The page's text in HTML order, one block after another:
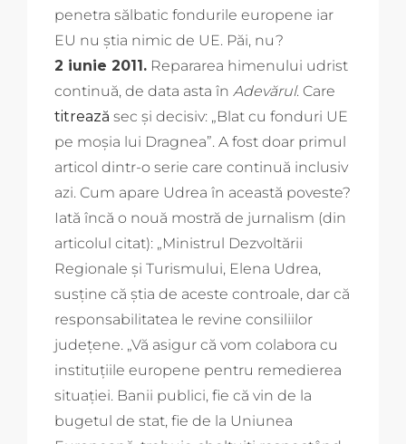
penetra sălbatic fondurile europene iar
EU nu știa nimic de UE. Păi, nu?
2 iunie 2011. Repararea himenului udrist
continuă, de data asta în Adevărul. Care
titrează sec și decisiv: „Blat cu fonduri UE
pe moșia lui Dragnea”. A fost doar primul
articol dintr-o serie care continuă inclusiv
azi. Cum apare Udrea în această poveste?
Iată încă o nouă mostră de jurnalism (din
articolul citat): „Ministrul Dezvoltării
Regionale şi Turismului, Elena Udrea,
susţine că ştia de aceste controale, dar că
responsabilitatea le revine consiliilor
judeţene. „Vă asigur că vom colabora cu
instituţiile europene pentru remedierea
situaţiei. Banii publici, fie că vin de la
bugetul de stat, fie de la Uniunea